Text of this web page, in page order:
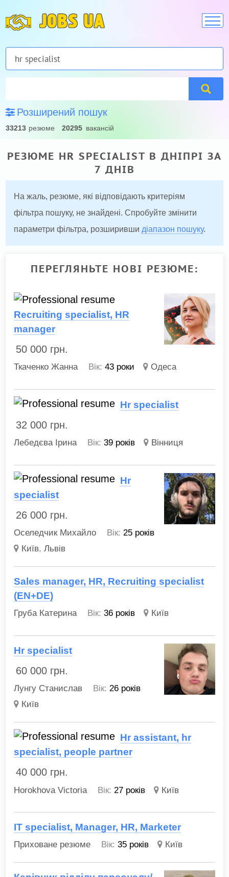
JOBS UA
Розширений пошук
33213 резюме 20295 вакансій
РЕЗЮМЕ HR SPECIALIST В ДНІПРІ ЗА
7 ДНІВ
На жаль, резюме, які відповідають критеріям
фільтра пошуку, не знайдені. Спробуйте змінити
параметри фільтра, розширивши діапазон пошуку.
ПЕРЕГЛЯНЬТЕ НОВІ РЕЗЮМЕ:
Recruiting specialist, HR
manager
50 000 грн.
Ткаченко Жанна Вік: 43 роки Одеса
Hr specialist
32 000 грн.
Лебедєва Ірина Вік: 39 років Вінниця
Hr
specialist
26 000 грн.
Оселедчик Михайло Вік: 25 років
Київ,Львів
Sales manager, HR, Recruiting specialist
(EN+DE)
Груба Катерина Вік: 36 років Київ
Hr specialist
60 000 грн.
Лунгу Станислав Вік: 26 років
Київ
Hr assistant, hr
specialist, people partner
40 000 грн.
Horokhova Victoria Вік: 27 років Київ
IT specialist, Manager, HR, Marketer
Приховане резюме Вік: 35 років Київ